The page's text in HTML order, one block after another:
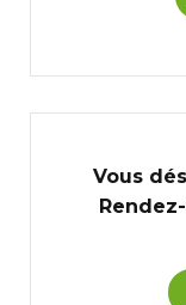
Vous